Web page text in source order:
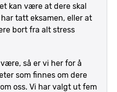
kan være at dere skal
tatt eksamen, eller at
bort fra alt stress
så er vi her for å
som finnes om dere
oss. Vi har valgt ut fem